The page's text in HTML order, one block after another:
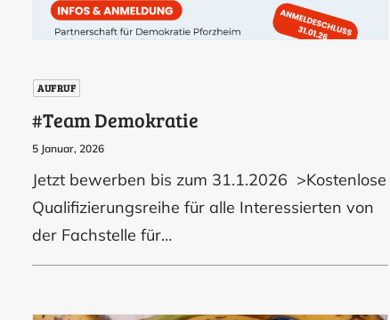
AUFRUF
#Team Demokratie
5 Januar, 2026
Jetzt bewerben bis zum 31.1.2026 >Kostenlose
Qualifizierungsreihe für alle Interessierten von
der Fachstelle für…